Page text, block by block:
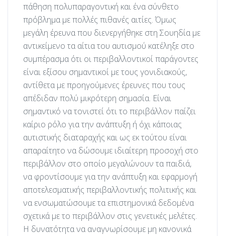
πάθηση πολυπαραγοντική και ένα σύνθετο
πρόβλημα με πολλές πιθανές αιτίες. Όμως
μεγάλη έρευνα που διενεργήθηκε στη Σουηδία με
αντικείμενο τα αίτια του αυτισμού κατέληξε στο
συμπέρασμα ότι οι περιβαλλοντικοί παράγοντες
είναι εξίσου σημαντικοί με τους γονιδιακούς,
αντίθετα με προηγούμενες έρευνες που τους
απέδιδαν πολύ μικρότερη σημασία. Είναι
σημαντικό να τονιστεί ότι το περιβάλλον παίζει
καίριο ρόλο για την ανάπτυξη ή όχι κάποιας
αυτιστικής διαταραχής και ως εκ τούτου είναι
απαραίτητο να δώσουμε ιδιαίτερη προσοχή στο
περιβάλλον στο οποίο μεγαλώνουν τα παιδιά,
να φροντίσουμε για την ανάπτυξη και εφαρμογή
αποτελεσματικής περιβαλλοντικής πολιτικής και
να ενσωματώσουμε τα επιστημονικά δεδομένα
σχετικά με το περιβάλλον στις γενετικές μελέτες.
Η δυνατότητα να αναγνωρίσουμε μη κανονικά